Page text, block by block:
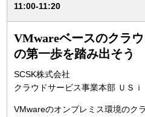
11:00-11:20
VMwareベースのクラ
の第一歩を踏み出そう
SCSK株式会社
クラウドサービス事業本部 ＵＳ
VMwareのオンプレミス環境のク